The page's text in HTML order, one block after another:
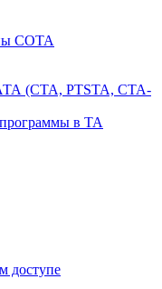
СОТА
(СТА, PTSTA, СТА-
в ТА
доступе